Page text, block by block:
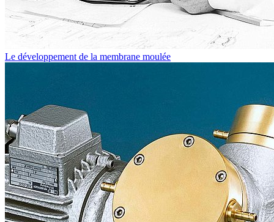
Le développement de la membrane moulée